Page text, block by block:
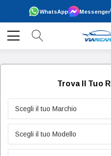
WhatsApp Messenger
Trova Il Tuo